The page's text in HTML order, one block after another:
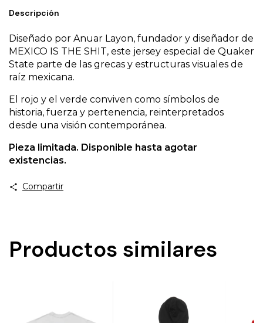
Descripción
Diseñado por Anuar Layon, fundador y diseñador de
MEXICO IS THE SHIT, este jersey especial de Quaker
State parte de las grecas y estructuras visuales de
raíz mexicana.
El rojo y el verde conviven como símbolos de
historia, fuerza y pertenencia, reinterpretados
desde una visión contemporánea.
Pieza limitada. Disponible hasta agotar
existencias.
Compartir
Productos similares